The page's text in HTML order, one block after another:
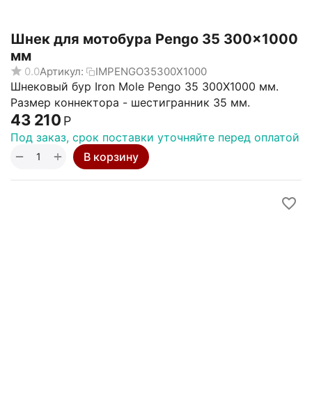
Шнек для мотобура Pengo 35 300x1000
мм
0.0Артикул: IMPENGO35300X1000
Шнековый бур Iron Mole Pengo 35 300X1000 мм.
Размер коннектора - шестигранник 35 мм.
43 210 Р
Под заказ, срок поставки уточняйте перед оплатой
+
− В корзину